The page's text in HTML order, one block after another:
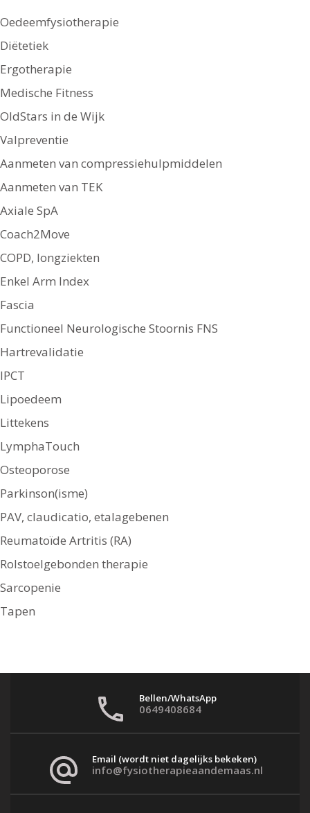
Oedeemfysiotherapie
Diëtetiek
Ergotherapie
Medische Fitness
OldStars in de Wijk
Valpreventie
Aanmeten van compressiehulpmiddelen
Aanmeten van TEK
Axiale SpA
Coach2Move
COPD, longziekten
Enkel Arm Index
Fascia
Functioneel Neurologische Stoornis FNS
Hartrevalidatie
IPCT
Lipoedeem
Littekens
LymphaTouch
Osteoporose
Parkinson(isme)
PAV, claudicatio, etalagebenen
Reumatoïde Artritis (RA)
Rolstoelgebonden therapie
Sarcopenie
Tapen
Bellen/WhatsApp
0649408684
Email (wordt niet dagelijks bekeken)
info@fysiotherapieaandemaas.nl